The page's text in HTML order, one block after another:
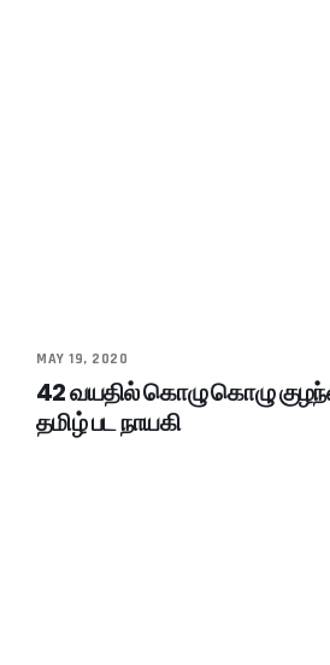
MAY 19, 2020
42 வயதில் கொழு கொழு
தமிழ் பட நாயகி